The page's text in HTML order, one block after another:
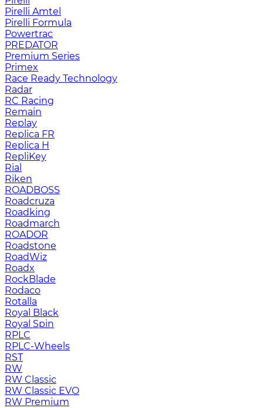
Pirelli Amtel
Pirelli Formula
Powertrac
PREDATOR
Premium Series
Primex
Race Ready Technology
Radar
RC Racing
Remain
Replay
Replica FR
Replica H
RepliKey
Rial
Riken
ROADBOSS
Roadcruza
Roadking
Roadmarch
ROADOR
Roadstone
RoadWiz
Roadx
RockBlade
Rodaco
Rotalla
Royal Black
Royal Spin
RPLC
RPLC-Wheels
RST
RW
RW Classic
RW Classic EVO
RW Premium